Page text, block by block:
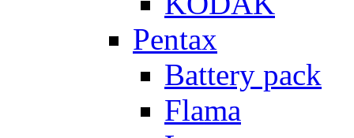
Pentax
Battery pack
Flama